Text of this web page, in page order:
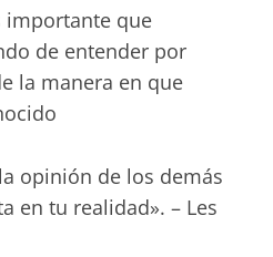
importante que
de entender por
la manera en que
opinión de los demás
en tu realidad». – Les